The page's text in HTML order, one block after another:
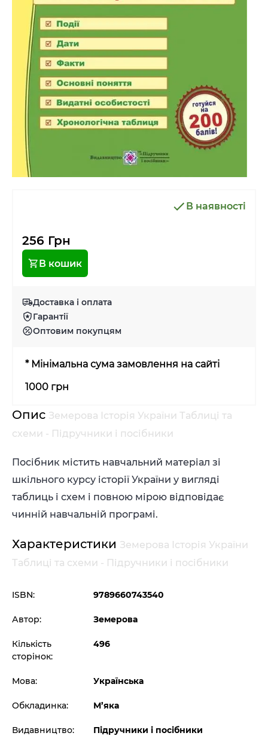
В наявності
256 Грн
В кошик
Доставка і оплата
Гарантії
Оптовим покупцям
* Мінімальна сума замовлення на сайті
1000 грн
Опис Земерова Історія України Таблиці та
схеми - Підручники і посібники
Посібник містить навчальний матеріал зі
шкільного курсу історії України у вигляді
таблиць і схем і повною мірою відповідає
чинній навчальній програмі.
Характеристики Земерова Історія України
Таблиці та схеми - Підручники і посібники
ISBN: 9789660743540
Автор: Земерова
Кількість
сторінок:
496
Мова: Українська
Обкладинка: М’яка
Видавництво: Підручники і посібники